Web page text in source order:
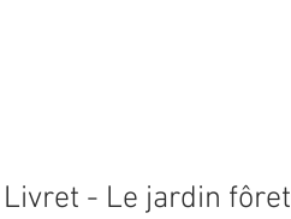
Livret - Le jardin fôret